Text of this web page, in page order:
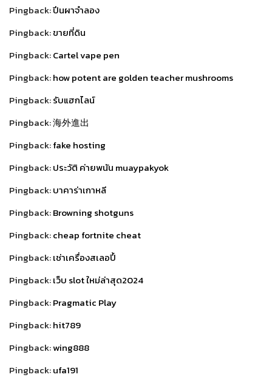
Pingback:ปีนผาจำลอง
Pingback:ขายที่ดิน
Pingback:Cartel vape pen
Pingback:how potent are golden teacher mushrooms
Pingback:รับแฮกไลน์
Pingback:海外進出
Pingback:fake hosting
Pingback:ประวัติ ค่ายพนัน muaypakyok
Pingback:บาคาร่าเกาหลี
Pingback:Browning shotguns
Pingback:cheap fortnite cheat
Pingback:เช่าเครื่องสเลอปี้
Pingback:เว็บ slot ใหม่ล่าสุด2024
Pingback:Pragmatic Play
Pingback:hit789
Pingback:wing888
Pingback:ufa191